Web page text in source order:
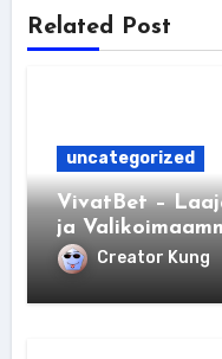
Related Post
uncategorized
VivatBet –
ja
Creator Kung